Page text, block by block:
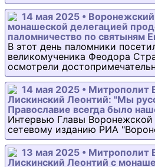
14 мая 2025 •
монашеской делегацией
паломничество по святыням
В этот день паломники
великомученика Феодора
осмотрели
14 мая 2025 • Митрополит
Лискинский Леонтий: "Мы
Православие всегда было
Интервью Главы
сетевому изданию РИА
13 мая 2025 • Митрополит
Лискинский Леонтий с